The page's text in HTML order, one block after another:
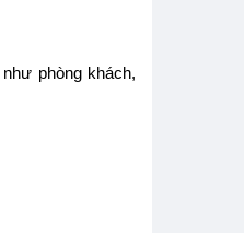
phòng khách,